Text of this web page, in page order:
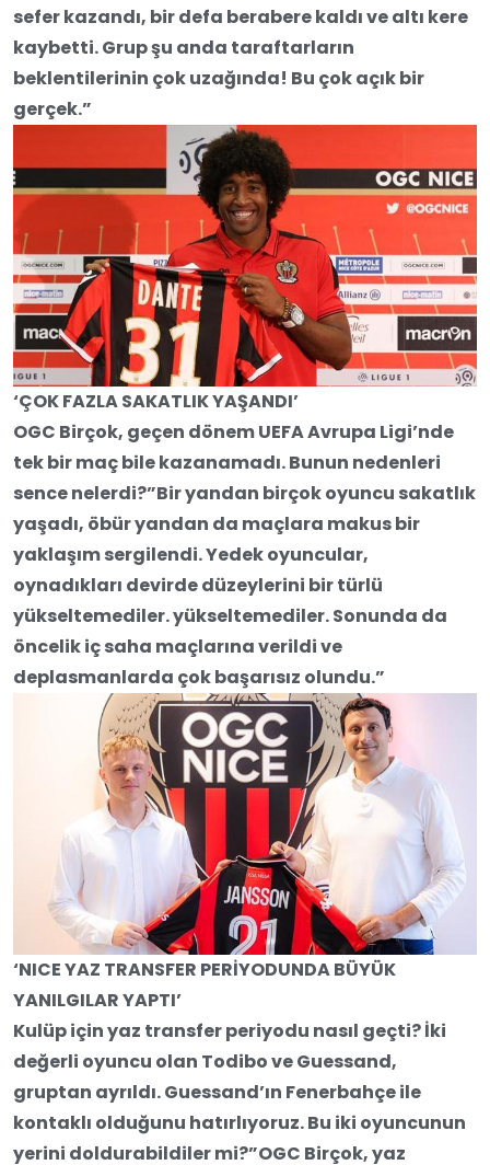
sefer kazandı, bir defa berabere kaldı ve altı kere
kaybetti. Grup şu anda taraftarların
beklentilerinin çok uzağında! Bu çok açık bir
gerçek.”
‘ÇOK FAZLA SAKATLIK YAŞANDI’
OGC Birçok, geçen dönem UEFA Avrupa Ligi’nde
tek bir maç bile kazanamadı. Bunun nedenleri
sence nelerdi?”Bir yandan birçok oyuncu sakatlık
yaşadı, öbür yandan da maçlara makus bir
yaklaşım sergilendi. Yedek oyuncular,
oynadıkları devirde düzeylerini bir türlü
yükseltemediler. yükseltemediler. Sonunda da
öncelik iç saha maçlarına verildi ve
deplasmanlarda çok başarısız olundu.”
‘NICE YAZ TRANSFER PERİYODUNDA BÜYÜK
YANILGILAR YAPTI’
Kulüp için yaz transfer periyodu nasıl geçti? İki
değerli oyuncu olan Todibo ve Guessand,
gruptan ayrıldı. Guessand’ın Fenerbahçe ile
kontaklı olduğunu hatırlıyoruz. Bu iki oyuncunun
yerini doldurabildiler mi?”OGC Birçok, yaz